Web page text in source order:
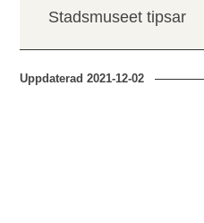
Stadsmuseet tipsar
Uppdaterad2021-12-02